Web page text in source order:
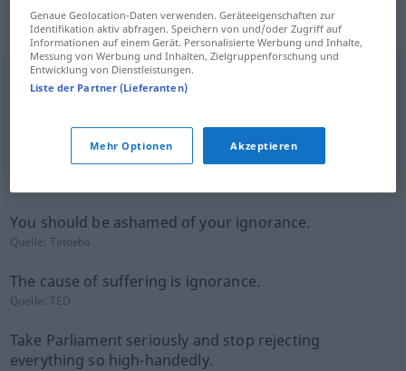
geprüft)
The third noble truth said that ignorance can be
You should be ashamed of your ignorance.
You should be ashamed of your ignorance.
Quelle:Tatoeba
The cause of suffering is ignorance.
Quelle:TED
Take Parliament seriously and stop rejecting
everything so high-handedly.
Genaue Geolocation-Daten verwenden. Geräteeigenschaften zur
Identifikation aktiv abfragen. Speichern von und/oder Zugriff auf
Informationen auf einem Gerät. Personalisierte Werbung und Inhalte,
Messung von Werbung und Inhalten, Zielgruppenforschung und
Entwicklung von Dienstleistungen.
Liste der Partner (Lieferanten)
Mehr Optionen Akzeptieren